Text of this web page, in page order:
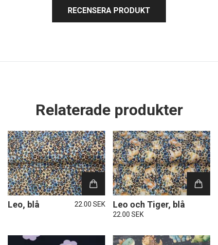
RECENSERA PRODUKT
Relaterade produkter
Leo, blå 22.00 SEK Leo och Tiger, blå
22.00 SEK